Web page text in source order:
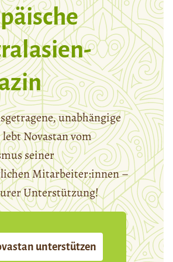
unabhängige
Novastan vom
seiner
Mitarbeiter:innen –
Unterstützung!
unterstützen